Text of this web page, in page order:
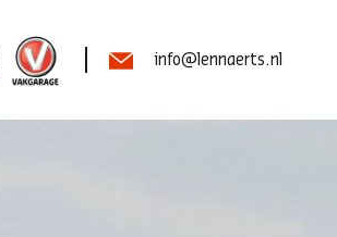
info@lennaerts.nl